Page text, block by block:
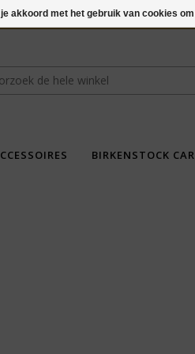
BIRKENSTOCK
akkoord met het gebruik van cookies